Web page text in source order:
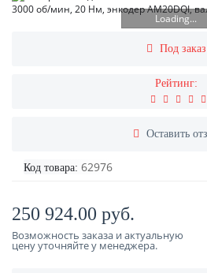
Loading...
Под заказ
Рейтинг:
Оставить
Код товара: 62976
250 924.00 руб.
Возможность заказа и актуальную
цену уточняйте у менеджера.